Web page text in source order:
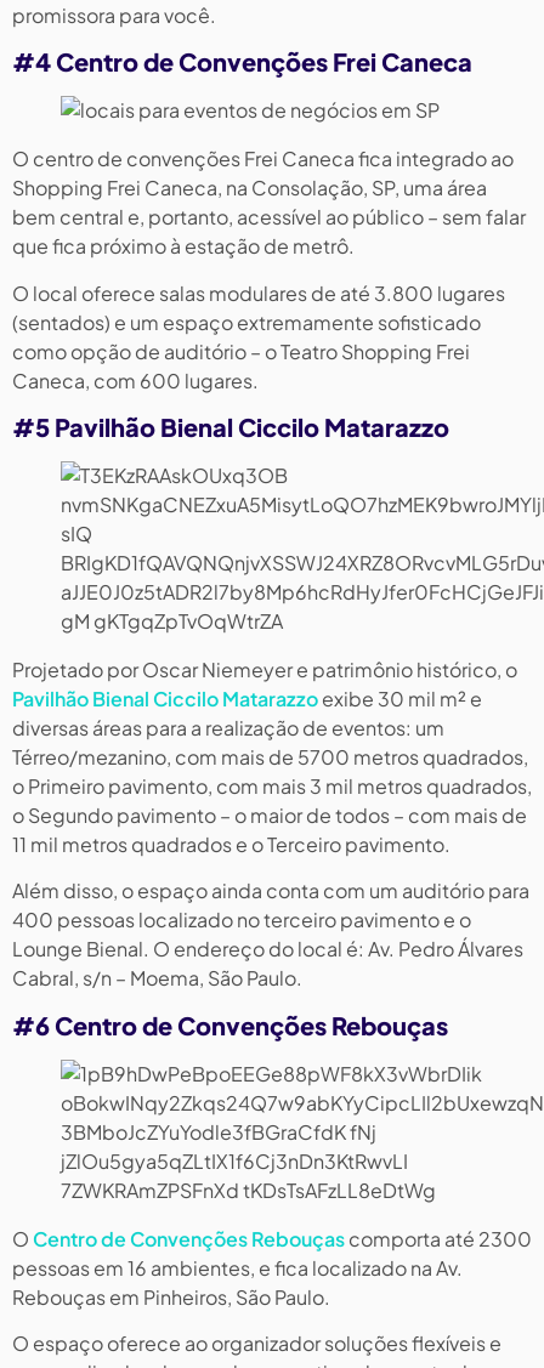
promissora para você.
#4 Centro de Convenções Frei Caneca
O centro de convenções Frei Caneca fica integrado ao
Shopping Frei Caneca, na Consolação, SP, uma área
bem central e, portanto, acessível ao público – sem falar
que fica próximo à estação de metrô.
O local oferece salas modulares de até 3.800 lugares
(sentados) e um espaço extremamente sofisticado
como opção de auditório – o Teatro Shopping Frei
Caneca, com 600 lugares.
#5 Pavilhão Bienal Ciccilo Matarazzo
Projetado por Oscar Niemeyer e patrimônio histórico, o
Pavilhão Bienal Ciccilo Matarazzoexibe 30 mil m² e
diversas áreas para a realização de eventos: um
Térreo/mezanino, com mais de 5700 metros quadrados,
o Primeiro pavimento, com mais 3 mil metros quadrados,
o Segundo pavimento – o maior de todos – com mais de
11 mil metros quadrados e o Terceiro pavimento.
Além disso, o espaço ainda conta com um auditório para
400 pessoas localizado no terceiro pavimento e o
Lounge Bienal. O endereço do local é: Av. Pedro Álvares
Cabral, s/n – Moema, São Paulo.
#6 Centro de Convenções Rebouças
O Centro de Convenções Rebouçascomporta até 2300
pessoas em 16 ambientes, e fica localizado na Av.
Rebouças em Pinheiros, São Paulo.
O espaço oferece ao organizador soluções flexíveis e